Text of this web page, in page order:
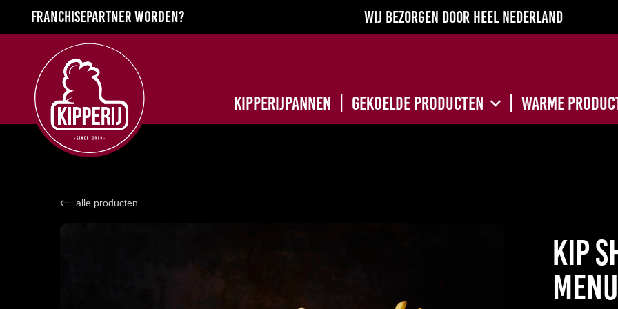
Franchisepartner worden? Wij bezorgen door heel Nederland
Kipperijpannen Gekoelde producten Warme
alle producten
Kip
menu